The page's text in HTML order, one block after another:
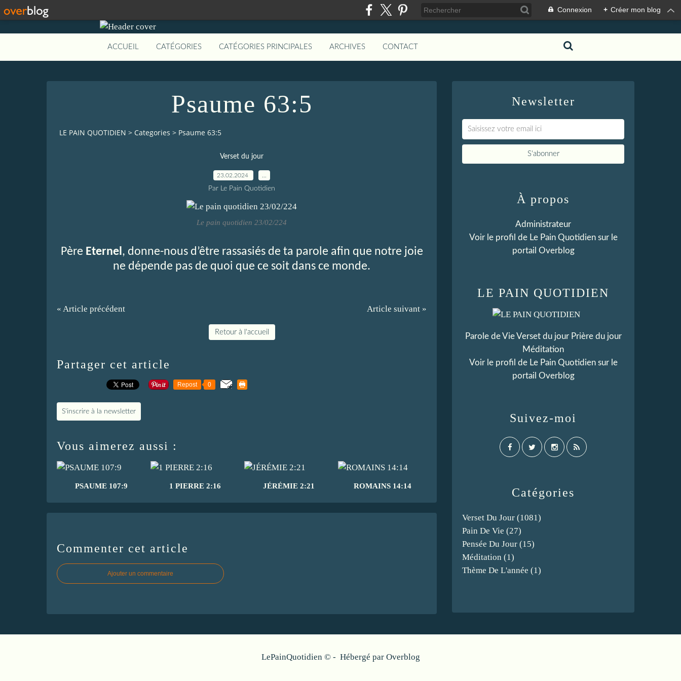
Connexion + Créer mon blog
ACCUEIL CATÉGORIES CATÉGORIES PRINCIPALES ARCHIVES CONTACT
Psaume 63:5
LE PAIN QUOTIDIEN > Categories > Psaume 63:5
Verset du jour
23.02.2024
Par Le Pain Quotidien
Le pain quotidien 23/02/224
Père Eternel , donne-nous d’être rassasiés de ta parole afin que notre joie
ne dépende pas de quoi que ce soit dans ce monde.
« Article précédent Article suivant »
Retour à l'accueil
Partager cet article
Repost 0
S'inscrire à la newsletter
Vous aimerez aussi :
PSAUME 107:9 1 PIERRE 2:16 JÉRÉMIE 2:21 ROMAINS 14:14
Commenter cet article
Ajouter un commentaire
Newsletter
Catégories
Verset Du Jour (1081)
Pain De Vie (27)
Pensée Du Jour (15)
Méditation (1)
Thème De L'année (1)
LE PAIN QUOTIDIEN
Parole de Vie Verset du jour Prière du jour
Méditation
Voir le profil de Le Pain Quotidiensur le
portail Overblog
Suivez-moi
À propos
Administrateur
Voir le profil de Le Pain Quotidiensur le
portail Overblog
LePainQuotidien © - Hébergé par Overblog